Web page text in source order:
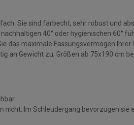
Sie sind farbecht, sehr robust und
40° oder hygienischen 60°
das maximale Fassungsvermögen Ihrer
an Gewicht zu; Größen ab 75x190 cm
Im Schleudergang bevorzugen sie